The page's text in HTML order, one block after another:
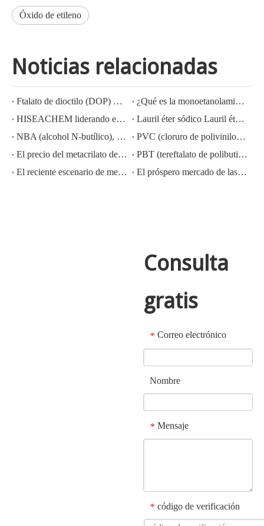
Óxido de etileno
Noticias relacionadas
Ftalato de dioctilo (DOP) CAS NO.:117-81-7
¿Qué es la monoetanolamina (MEA)?
HISEACHEM liderando el camino: Éxito reciente en la exportación de ácido acético, ácido oxálico, ácido sulfúrico, ácido nítrico, soda cáustica, álcali líquido y metabisulfito de sodio de China
Lauril éter sódico Lauril éter sulfato sódico (sles70%/aes 70%) Nº CAS: 68585-34-2sles70%/aes 70%) Nº CAS: 68585-34-2
NBA (alcohol N-butílico), CAS NO.:71-36-3, conocimiento de la industria
PVC (cloruro de polivinilo) CAS NO.:9002-86-2
El precio del metacrilato de metilo MMA CAS 80-62-6 disminuye considerablemente
PBT (tereftalato de polibutileno) CAS NO.26062-94-2
El reciente escenario de mercado del ácido sulfúrico en China: un año en revisión
El próspero mercado de las exportaciones de hidróxido de potasio, hidróxido de sodio y peróxido de hidrógeno de China: una revisión del año pasado
Consulta
gratis
* Correo electrónico
Nombre
* Mensaje
* código de verificación